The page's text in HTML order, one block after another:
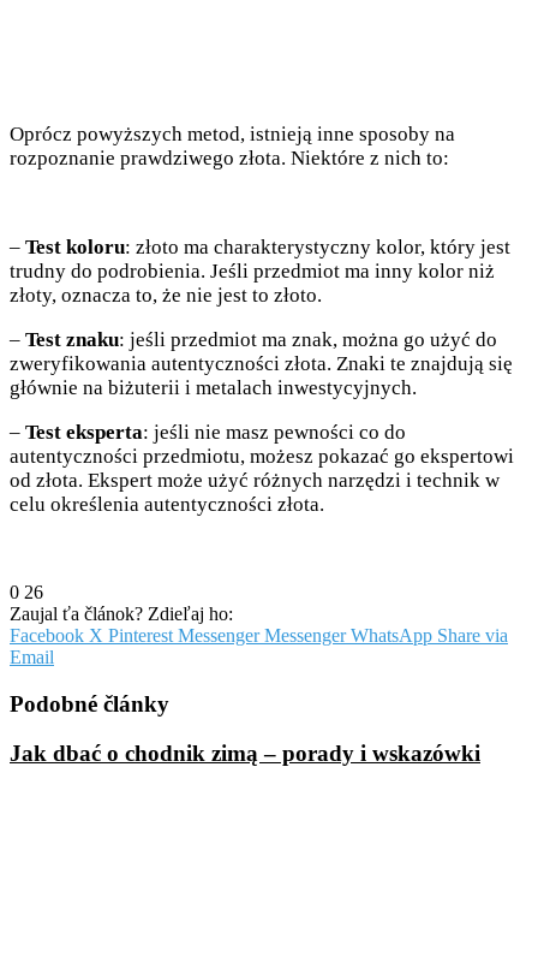
Oprócz powyższych metod, istnieją inne sposoby na
rozpoznanie prawdziwego złota. Niektóre z nich to:
– Test koloru: złoto ma charakterystyczny kolor, który jest
trudny do podrobienia. Jeśli przedmiot ma inny kolor niż
złoty, oznacza to, że nie jest to złoto.
– Test znaku: jeśli przedmiot ma znak, można go użyć do
zweryfikowania autentyczności złota. Znaki te znajdują się
głównie na biżuterii i metalach inwestycyjnych.
– Test eksperta: jeśli nie masz pewności co do
autentyczności przedmiotu, możesz pokazać go ekspertowi
od złota. Ekspert może użyć różnych narzędzi i technik w
celu określenia autentyczności złota.
0 26
Zaujal ťa článok? Zdieľaj ho:
Facebook X Pinterest Messenger Messenger WhatsApp Share via
Email
Podobné články
Jak dbać o chodnik zimą – porady i wskazówki